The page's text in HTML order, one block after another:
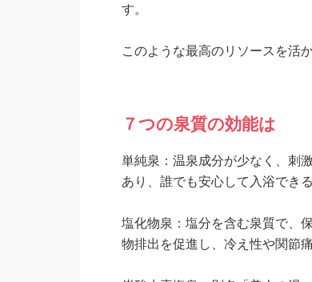
す。
このような最高のリソースを活
７つの泉質の効能は
単純泉：温泉成分が少なく、刺
あり、誰でも安心して入浴でき
塩化物泉：塩分を含む泉質で、
物排出を促進し、冷え性や関節